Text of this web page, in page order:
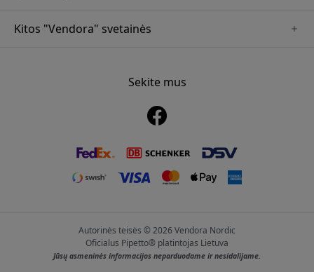
Kitos "Vendora" svetainės
www.myfirst.se
Sekite mus
Autorinės teisės © 2026 Vendora Nordic
Oficialus Pipetto® platintojas Lietuva
Jūsų asmeninės informacijos neparduodame ir nesidalijame.